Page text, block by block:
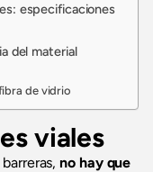
especificaciones
del material
de vidrio
viales
no hay que